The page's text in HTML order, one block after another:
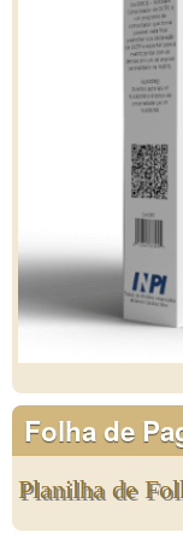
Folha de
Planilha de